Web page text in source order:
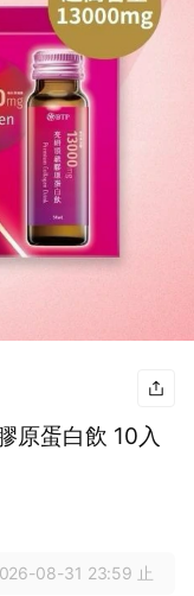
原蛋白飲 10入
08-31 23:59 止